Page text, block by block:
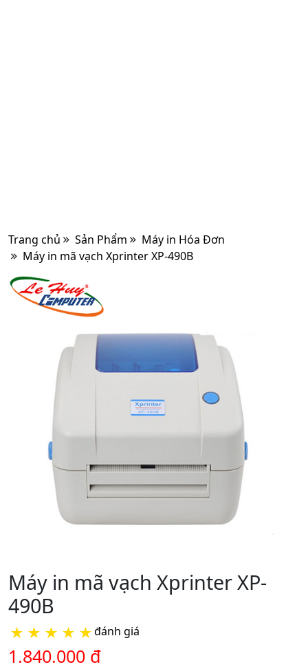
Trang chủ Sản Phẩm
Máy in Hóa Đơn
Máy in mã vạch Xprinter XP-490B
Máy in mã vạch Xprinter XP-
490B
★ ★ ★ ★ ★đánh giá
1.840.000 đ